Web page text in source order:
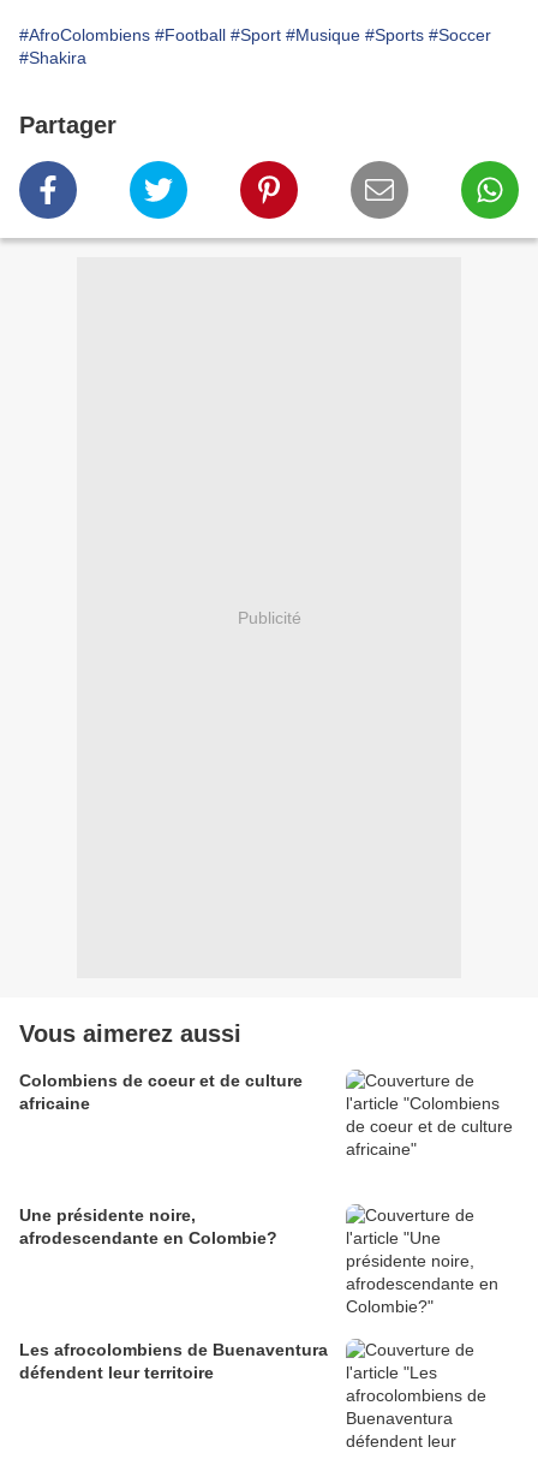
#AfroColombiens #Football #Sport #Musique #Sports #Soccer
#Shakira
Partager
Publicité
Vous aimerez aussi
Colombiens de coeur et de culture
africaine
Une présidente noire,
afrodescendante en Colombie?
Les afrocolombiens de Buenaventura
défendent leur territoire